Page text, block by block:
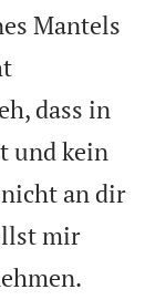
Mantels
dass in
und kein
an dir
mir